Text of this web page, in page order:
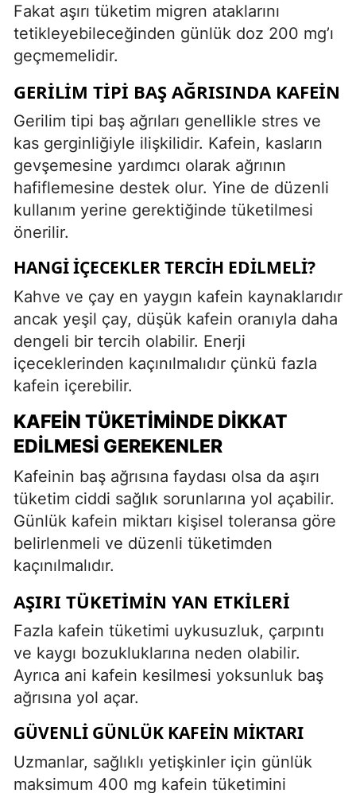
Fakat aşırı tüketim migren ataklarını
tetikleyebileceğinden günlük doz 200 mg’ı
geçmemelidir.
GERILIM TIPI BAŞ AĞRISINDA KAFEIN
Gerilim tipi baş ağrıları genellikle stres ve
kas gerginliğiyle ilişkilidir. Kafein, kasların
gevşemesine yardımcı olarak ağrının
hafiflemesine destek olur. Yine de düzenli
kullanım yerine gerektiğinde tüketilmesi
önerilir.
HANGI İÇECEKLER TERCIH EDILMELI?
Kahve ve çay en yaygın kafein kaynaklarıdır
ancak yeşil çay, düşük kafein oranıyla daha
dengeli bir tercih olabilir. Enerji
içeceklerinden kaçınılmalıdır çünkü fazla
kafein içerebilir.
KAFEIN TÜKETIMINDE DIKKAT
EDILMESI GEREKENLER
Kafeinin baş ağrısına faydası olsa da aşırı
tüketim ciddi sağlık sorunlarına yol açabilir.
Günlük kafein miktarı kişisel toleransa göre
belirlenmeli ve düzenli tüketimden
kaçınılmalıdır.
AŞIRI TÜKETIMIN YAN ETKILERI
Fazla kafein tüketimi uykusuzluk, çarpıntı
ve kaygı bozukluklarına neden olabilir.
Ayrıca ani kafein kesilmesi yoksunluk baş
ağrısına yol açar.
GÜVENLI GÜNLÜK KAFEIN MIKTARI
Uzmanlar, sağlıklı yetişkinler için günlük
maksimum 400 mg kafein tüketimini